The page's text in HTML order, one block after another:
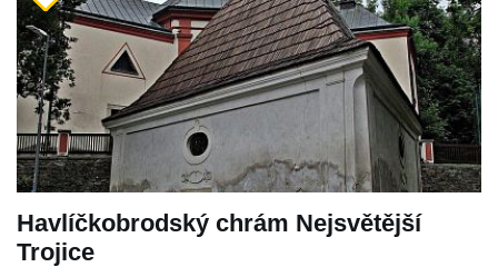
Havlíčkobrodský chrám Nejsvětější
Trojice